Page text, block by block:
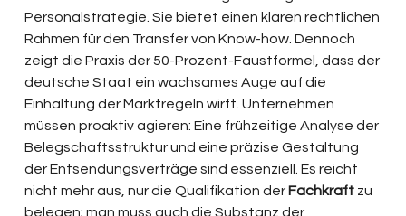
Personalstrategie. Sie bietet einen klaren rechtlichen
Rahmen für den Transfer von Know-how. Dennoch
zeigt die Praxis der 50-Prozent-Faustformel, dass der
deutsche Staat ein wachsames Auge auf die
Einhaltung der Marktregeln wirft. Unternehmen
müssen proaktiv agieren: Eine frühzeitige Analyse der
Belegschaftsstruktur und eine präzise Gestaltung
der Entsendungsverträge sind essenziell. Es reicht
nicht mehr aus, nur die Qualifikation der Fachkraft zu
belegen; man muss auch die Substanz der